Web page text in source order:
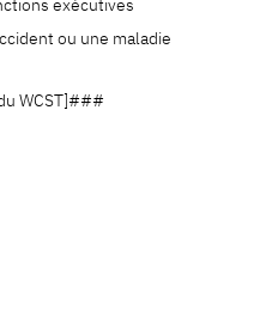
ou une maladie
WCST]###